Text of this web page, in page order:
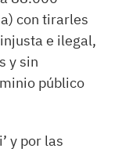
con tirarles
e ilegal,
y sin
público
y por las